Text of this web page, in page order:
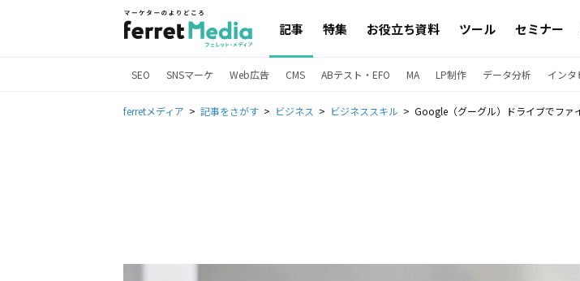
記事 特集 お役立ち資料 ツール セミナー
SEO SNSマーケ Web広告 CMS ABテスト・EFO MA LP制作 データ分析 インタ
ferretメディア 記事をさがす ビジネス ビジネススキル Google（グーグル）ドライブでファ